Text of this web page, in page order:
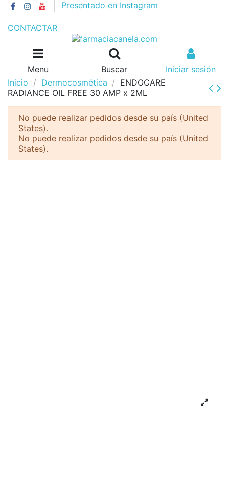
Presentado en Instagram
CONTACTAR
Menu Buscar
Iniciar sesión
Inicio
Dermocosmética
ENDOCARE
RADIANCE OIL FREE 30 AMP x 2ML
No puede realizar pedidos desde su país (United
States).
No puede realizar pedidos desde su país (United
States).